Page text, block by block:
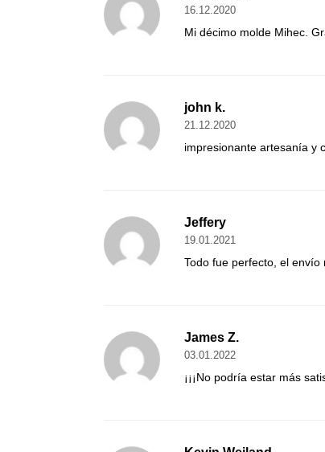
16.12.2020
Mi décimo molde Mihec.
john k.
21.12.2020
impresionante artesanía y
Jeffery
19.01.2021
Todo fue perfecto, el
James Z.
03.01.2022
¡¡¡No podría estar más